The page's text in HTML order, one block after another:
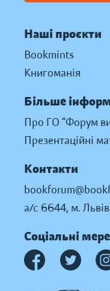
Наші проєкти
Bookmints
Книгоманія
Більше
Про ГО “Форум
Презентаційні
Контакти
а/с 6644, м.
Соціальні